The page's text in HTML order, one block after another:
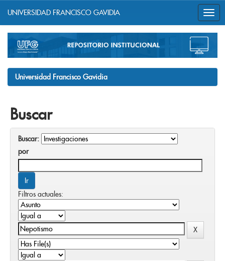
navigation
UNIVERSIDAD FRANCISCO GAVIDIA
Universidad Francisco Gavidia
Buscar
Buscar:
por
Filtros actuales: